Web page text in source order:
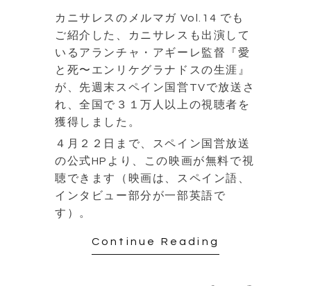
カニサレスのメルマガ Vol.14 でも
ご紹介した、カニサレスも出演して
いるアランチャ・アギーレ監督『愛
と死〜エンリケグラナドスの生涯』
が、先週末スペイン国営TVで放送さ
れ、全国で３１万人以上の視聴者を
獲得しました。
４月２２日まで、スペイン国営放送
の公式HPより、この映画が無料で視
聴できます（映画は、スペイン語、
インタビュー部分が一部英語で
す）。
Continue Reading